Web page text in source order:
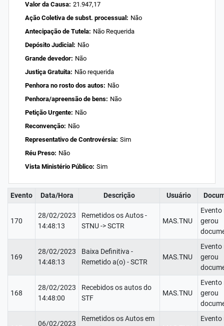
Valor da Causa: 21.947,17
Ação Coletiva de subst. processual: Não
Antecipação de Tutela: Não Requerida
Depósito Judicial: Não
Grande devedor: Não
Justiça Gratuita: Não requerida
Penhora no rosto dos autos: Não
Penhora/apreensão de bens: Não
Petição Urgente: Não
Reconvenção: Não
Representativo de Controvérsia: Sim
Réu Preso: Não
Vista Ministério Público: Sim
Evento Data/Hora Descrição Usuário
170
28/02/2023
14:48:13
Remetidos os Autos -
STNU -> SCTR
MAS.TNU
Evento
gerou
169
28/02/2023
14:48:13
Baixa Definitiva -
Remetido a(o) - SCTR
MAS.TNU
Evento
gerou
168
28/02/2023
14:48:00
Recebidos os autos do
STF
MAS.TNU
Evento
gerou
06/02/2023
Remetidos os Autos em
Evento